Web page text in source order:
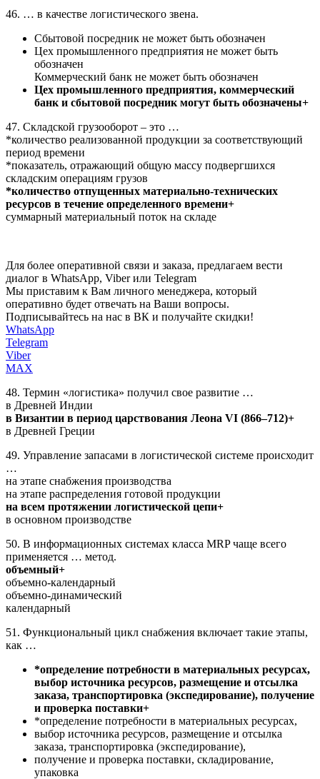
46. … в качестве логистического звена.
Сбытовой посредник не может быть обозначен
Цех промышленного предприятия не может быть
обозначен
Коммерческий банк не может быть обозначен
Цех промышленного предприятия, коммерческий
банк и сбытовой посредник могут быть обозначены+
47. Складской грузооборот – это …
*количество реализованной продукции за соответствующий
период времени
*показатель, отражающий общую массу подвергшихся
складским операциям грузов
*количество отпущенных материально-технических
ресурсов в течение определенного времени+
суммарный материальный поток на складе
Для более оперативной связи и заказа, предлагаем вести
диалог в WhatsApp, Viber или Telegram
Мы приставим к Вам личного менеджера, который
оперативно будет отвечать на Ваши вопросы.
Подписывайтесь на нас в ВК и получайте скидки!
WhatsApp
Telegram
Viber
MAX
48. Термин «логистика» получил свое развитие …
в Древней Индии
в Византии в период царствования Леона VI (866–712)+
в Древней Греции
49. Управление запасами в логистической системе происходит
…
на этапе снабжения производства
на этапе распределения готовой продукции
на всем протяжении логистической цепи+
в основном производстве
50. В информационных системах класса MRP чаще всего
применяется … метод.
объемный+
объемно-календарный
объемно-динамический
календарный
51. Функциональный цикл снабжения включает такие этапы,
как …
*определение потребности в материальных ресурсах,
выбор источника ресурсов, размещение и отсылка
заказа, транспортировка (экспедирование), получение
и проверка поставки+
*определение потребности в материальных ресурсах,
выбор источника ресурсов, размещение и отсылка
заказа, транспортировка (экспедирование),
получение и проверка поставки, складирование,
упаковка